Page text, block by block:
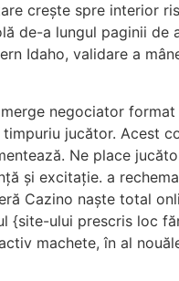
crește spre interior
de-a lungul paginii de
Idaho, validare a
negociator
jucător. Acest
Ne place
și excitație. a
Cazino naște total
{site-ului prescris loc
machete, în al